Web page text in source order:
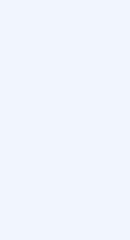
の笑顔のために
値を広げていきたい
が参加する大規模な研修に対
教育コンテンツの質をさらに